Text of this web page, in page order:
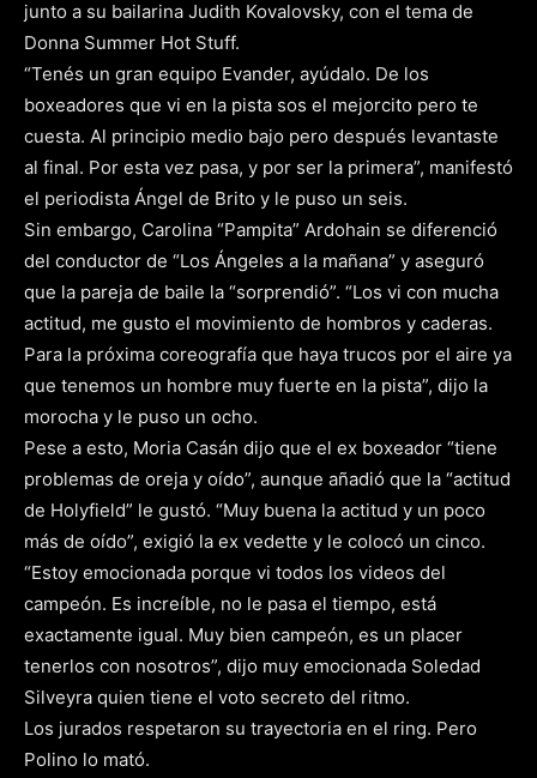
junto a su bailarina Judith Kovalovsky, con el tema de
Donna Summer Hot Stuff.
“Tenés un gran equipo Evander, ayúdalo. De los
boxeadores que vi en la pista sos el mejorcito pero te
cuesta. Al principio medio bajo pero después levantaste
al final. Por esta vez pasa, y por ser la primera”, manifestó
el periodista Ángel de Brito y le puso un seis.
Sin embargo, Carolina “Pampita” Ardohain se diferenció
del conductor de “Los Ángeles a la mañana” y aseguró
que la pareja de baile la “sorprendió”. “Los vi con mucha
actitud, me gusto el movimiento de hombros y caderas.
Para la próxima coreografía que haya trucos por el aire ya
que tenemos un hombre muy fuerte en la pista”, dijo la
morocha y le puso un ocho.
Pese a esto, Moria Casán dijo que el ex boxeador “tiene
problemas de oreja y oído”, aunque añadió que la “actitud
de Holyfield” le gustó. “Muy buena la actitud y un poco
más de oído”, exigió la ex vedette y le colocó un cinco.
“Estoy emocionada porque vi todos los videos del
campeón. Es increíble, no le pasa el tiempo, está
exactamente igual. Muy bien campeón, es un placer
tenerlos con nosotros”, dijo muy emocionada Soledad
Silveyra quien tiene el voto secreto del ritmo.
Los jurados respetaron su trayectoria en el ring. Pero
Polino lo mató.